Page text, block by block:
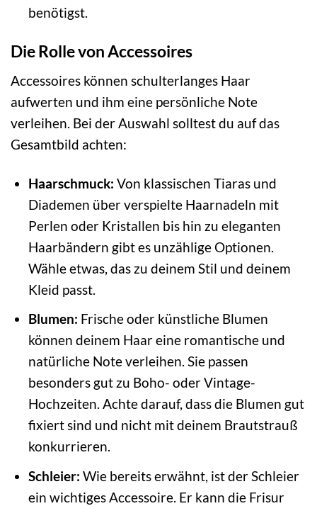
benötigst.
Die Rolle von Accessoires
Accessoires können schulterlanges Haar
aufwerten und ihm eine persönliche Note
verleihen. Bei der Auswahl solltest du auf das
Gesamtbild achten:
Haarschmuck: Von klassischen Tiaras und
Diademen über verspielte Haarnadeln mit
Perlen oder Kristallen bis hin zu eleganten
Haarbändern gibt es unzählige Optionen.
Wähle etwas, das zu deinem Stil und deinem
Kleid passt.
Blumen: Frische oder künstliche Blumen
können deinem Haar eine romantische und
natürliche Note verleihen. Sie passen
besonders gut zu Boho- oder Vintage-
Hochzeiten. Achte darauf, dass die Blumen gut
fixiert sind und nicht mit deinem Brautstrauß
konkurrieren.
Schleier: Wie bereits erwähnt, ist der Schleier
ein wichtiges Accessoire. Er kann die Frisur